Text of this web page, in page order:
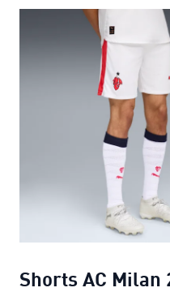
Shorts AC Milan